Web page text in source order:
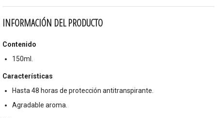
INFORMACIÓN DEL PRODUCTO
Contenido
150ml.
Características
Hasta 48 horas de protección antitranspirante.
Agradable aroma.